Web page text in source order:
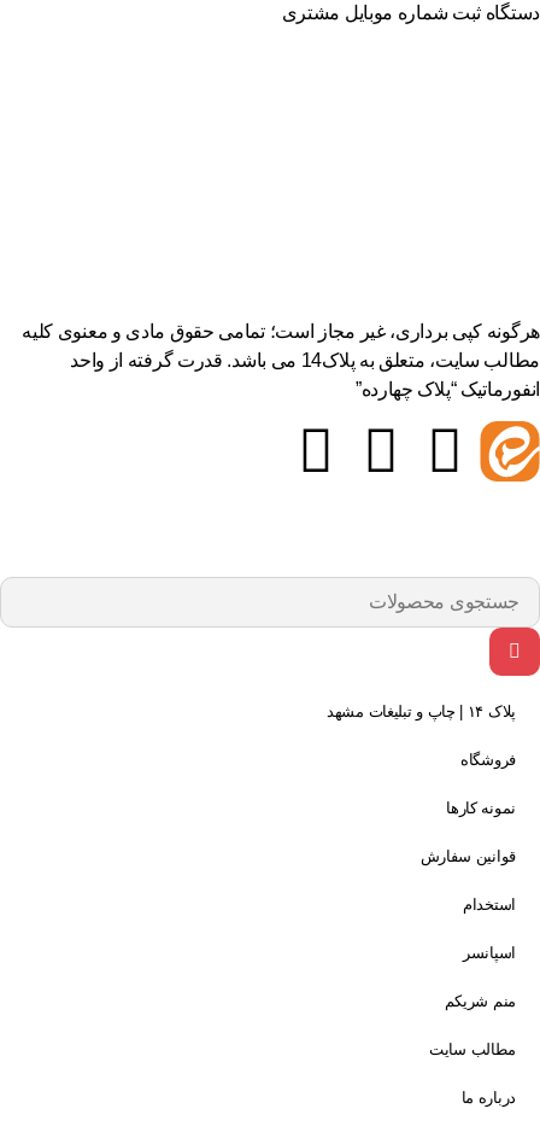
ثبت شماره موبایل مشتری
کپی برداری، غیر مجاز است؛ تمامی حقوق مادی و معنوی کلیه
مطالب سایت، متعلق به پلاک14 می باشد. قدرت گرفته از واحد
“پلاک چهارده”
پلاک ۱۴ | چاپ و تبلیغات مشهد
فروشگاه
نمونه کارها
قوانین سفارش
استخدام
اسپانسر
منم شریکم
مطالب سایت
درباره ما